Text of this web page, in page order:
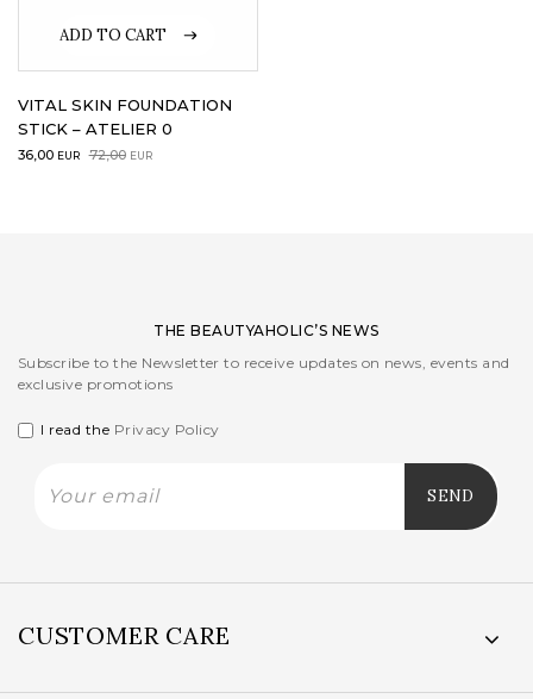
ADD TO CART
VITAL SKIN FOUNDATION
STICK – ATELIER 0
72,00 EUR
Original
36,00 EUR
Current
THE BEAUTYAHOLIC’S NEWS
Subscribe to the Newsletter to receive updates on news, events and
exclusive promotions
I read the Privacy Policy
CUSTOMER CARE